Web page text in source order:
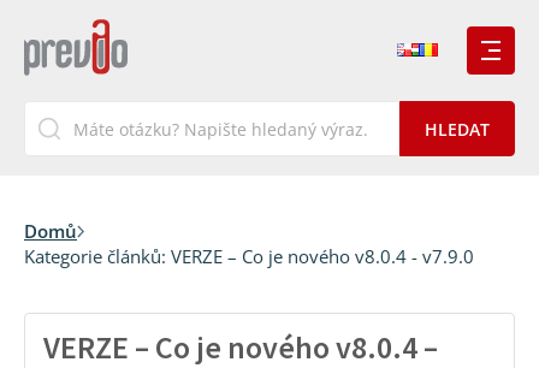
Domů
Kategorie článků: VERZE – Co je nového v8.0.4 - v7.9.0
VERZE – Co je nového v8.0.4 –